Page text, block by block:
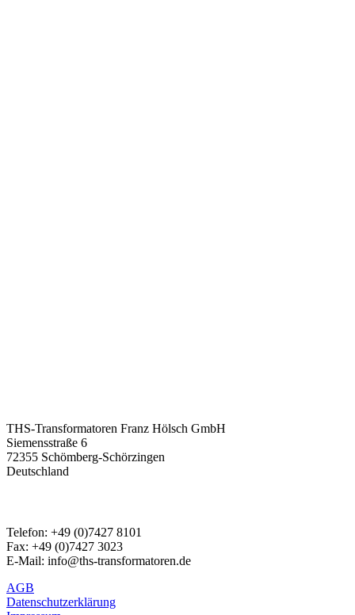
THS-Transformatoren Franz Hölsch GmbH
Siemensstraße 6
72355 Schömberg-Schörzingen
Deutschland
Telefon: +49 (0)7427 8101
Fax: +49 (0)7427 3023
E-Mail: info@ths-transformatoren.de
AGB
Datenschutzerklärung